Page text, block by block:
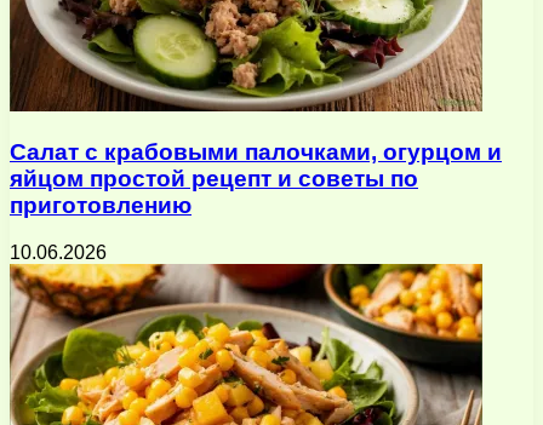
Салат с крабовыми палочками, огурцом и
яйцом простой рецепт и советы по
приготовлению
10.06.2026